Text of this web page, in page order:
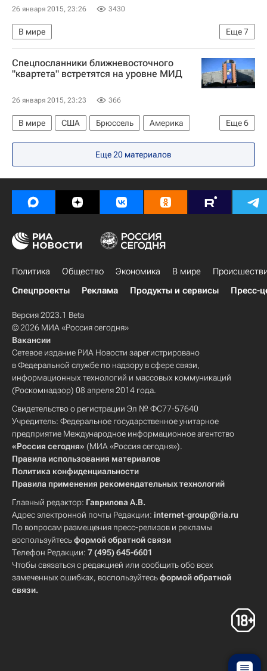
26 января 2015, 23:26 3430
Еще7
В мире
Арест гражданина России в Нью-Йорке
США
Америка
Весь мир
Северная Америка
Спецпосланники ближневосточного
"квартета" встретятся на уровне МИД
26 января 2015, 23:23 366
Еще6
В мире США Брюссель
Америка
Бельгия
Весь мир
Северная Америка
Брюссельский столичный регион
Россия
Еще 20 материалов
Политика Общество Экономика В мире
Спецпроекты
Реклама Продукты и сервисы Пресс-
Версия 2023.1 Beta
© 2026 МИА «Россия сегодня»
Вакансии
Сетевое издание РИА Новости зарегистрировано
в Федеральной службе по надзору в сфере связи,
информационных технологий и массовых коммуникаций
(Роскомнадзор) 08 апреля 2014 года.
Свидетельство о регистрации Эл № ФС77-57640
Учредитель: Федеральное государственное унитарное
предприятие Международное информационное агентство
«Россия сегодня» (МИА «Россия сегодня»).
Правила использования материалов
Политика конфиденциальности
Правила применения рекомендательных технологий
Главный редактор: Гаврилова А.В.
Адрес электронной почты Редакции: internet-group@ria.ru
По вопросам размещения пресс-релизов и рекламы
воспользуйтесьформой обратной связи
Телефон Редакции: 7 (495) 645-6601
Чтобы связаться с редакцией или сообщить обо всех
замеченных ошибках, воспользуйтесьформой обратной
связи.